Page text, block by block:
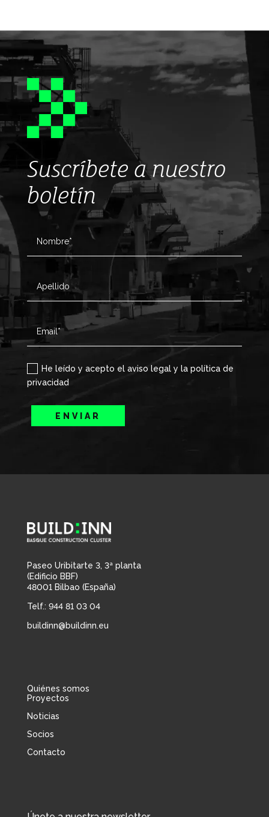
Suscríbete a nuestro
boletín
He leído y acepto el aviso legal y la política de
privacidad
ENVIAR
Paseo Uribitarte 3, 3ª planta
(Edificio BBF)
48001 Bilbao (España)
Telf.: 944 81 03 04
buildinn@buildinn.eu
Quiénes somos
Proyectos
Noticias
Socios
Contacto